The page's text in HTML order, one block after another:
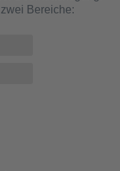
Bereiche: